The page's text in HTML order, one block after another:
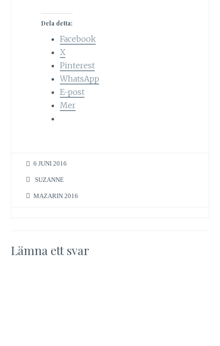
Dela detta:
Facebook
X
Pinterest
WhatsApp
E-post
Mer
6 JUNI 2016
SUZANNE
MAZARIN 2016
Lämna ett svar